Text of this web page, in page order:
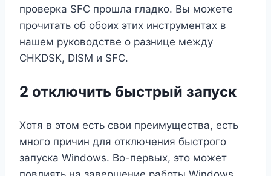
проверка SFC прошла гладко. Вы можете
прочитать об обоих этих инструментах в
нашем руководстве о разнице между
CHKDSK, DISM и SFC.
2 отключить быстрый запуск
Хотя в этом есть свои преимущества, есть
много причин для отключения быстрого
запуска Windows. Во-первых, это может